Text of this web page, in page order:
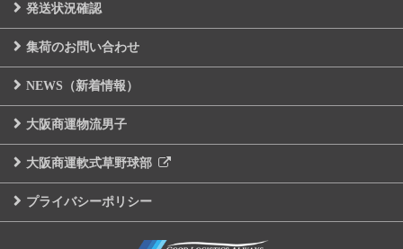
発送状況確認
集荷のお問い合わせ
NEWS（新着情報）
大阪商運物流男子
大阪商運軟式草野球部
プライバシーポリシー